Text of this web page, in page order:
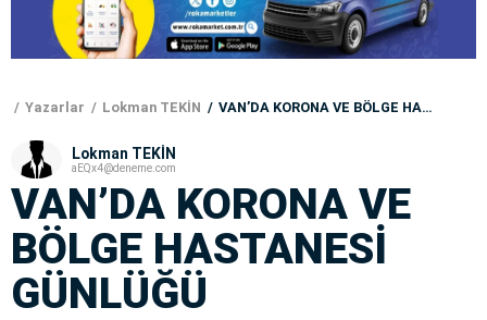
Yazarlar Lokman TEKİN VAN’DA KORONA VE BÖLGE HASTANESİ GÜNLÜĞÜ
Lokman TEKİN
aEQx4@deneme.com
VAN’DA KORONA VE
BÖLGE HASTANESİ
GÜNLÜĞÜ